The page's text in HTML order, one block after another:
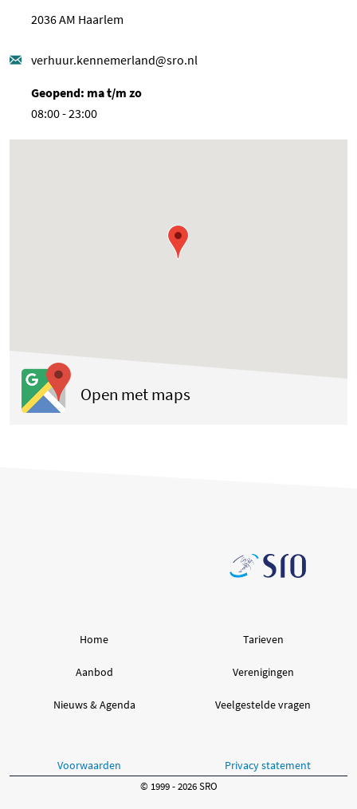
2036 AM Haarlem
verhuur.kennemerland@sro.nl
Geopend: ma t/m zo
08:00 - 23:00
Open met maps
Home
Aanbod
Nieuws & Agenda
Tarieven
Verenigingen
Veelgestelde vragen
Voorwaarden Privacy statement
© 1999 - 2026 SRO